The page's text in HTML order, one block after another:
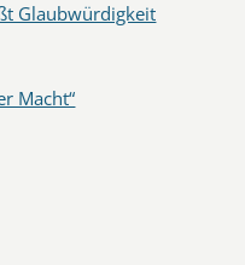
Glaubwürdigkeit
Macht“